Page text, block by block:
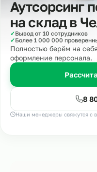
Аутсорсинг
на склад в
✓Вывод от 10 сотрудников
✓Более 1 000 000
Полностью берём на
оформление персонала.
8
Наши менеджеры свяжутся с